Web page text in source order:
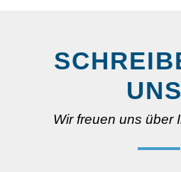
Wir freuen uns über